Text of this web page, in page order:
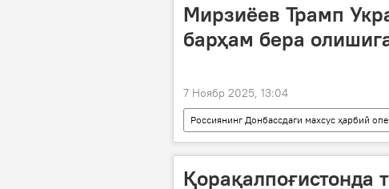
Мирзиёев Трамп
барҳам бера
7 Ноябр 2025, 13:04
Россиянинг Донбассдаги махсус ҳарбий
Дональд Трамп
Россия
Қорақалпоғистонда